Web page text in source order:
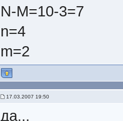
N-M=10-3=7
n=4
m=2
17.03.2007 19:50
да...